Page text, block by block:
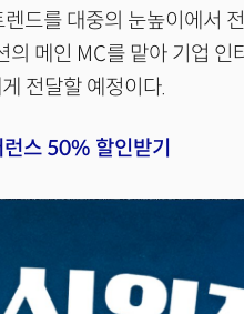
드를 대중의 눈높이에서
메인 MC를 맡아 기업 인
전달할 예정이다.
스 50% 할인받기